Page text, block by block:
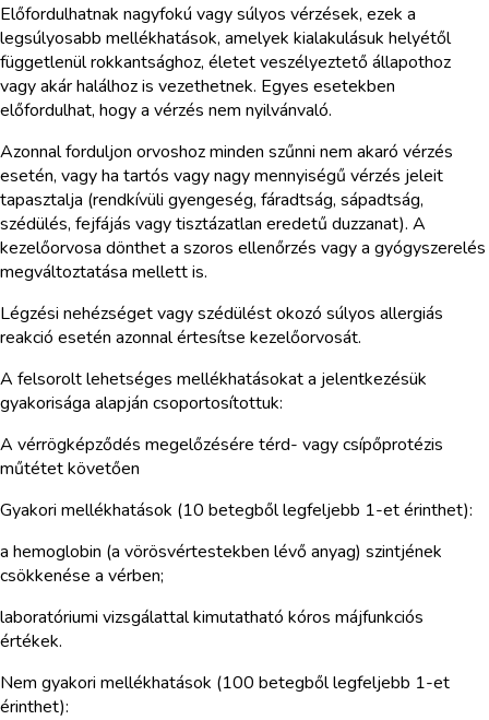
Előfordulhatnak nagyfokú vagy súlyos vérzések, ezek a
legsúlyosabb mellékhatások, amelyek kialakulásuk helyétől
függetlenül rokkantsághoz, életet veszélyeztető állapothoz
vagy akár halálhoz is vezethetnek. Egyes esetekben
előfordulhat, hogy a vérzés nem nyilvánvaló.
Azonnal forduljon orvoshoz minden szűnni nem akaró vérzés
esetén, vagy ha tartós vagy nagy mennyiségű vérzés jeleit
tapasztalja (rendkívüli gyengeség, fáradtság, sápadtság,
szédülés, fejfájás vagy tisztázatlan eredetű duzzanat). A
kezelőorvosa dönthet a szoros ellenőrzés vagy a gyógyszerelés
megváltoztatása mellett is.
Légzési nehézséget vagy szédülést okozó súlyos allergiás
reakció esetén azonnal értesítse kezelőorvosát.
A felsorolt lehetséges mellékhatásokat a jelentkezésük
gyakorisága alapján csoportosítottuk:
A vérrögképződés megelőzésére térd- vagy csípőprotézis
műtétet követően
Gyakori mellékhatások (10 betegből legfeljebb 1-et érinthet):
a hemoglobin (a vörösvértestekben lévő anyag) szintjének
csökkenése a vérben;
laboratóriumi vizsgálattal kimutatható kóros májfunkciós
értékek.
Nem gyakori mellékhatások (100 betegből legfeljebb 1-et
érinthet):